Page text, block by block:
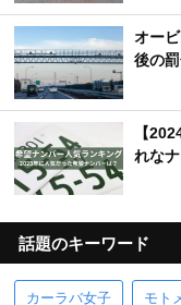
オー
後の
【
れな
話題のキーワード
カーラバ女子 モト